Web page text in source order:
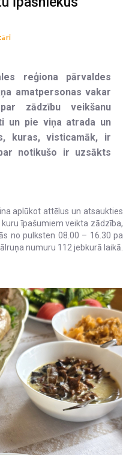
reģiona pārvaldes
amatpersonas vakar
zādzību veikšanu
un pie viņa atrada un
kuras, visticamāk, ir
notikušo ir uzsākts
aplūkot attēlus un atsaukties
īpašumiem veikta zādzība,
no pulksten 08.00 – 16.30 pa
numuru 112 jebkurā laikā.